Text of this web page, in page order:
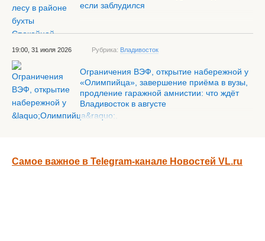
если заблудился
19:00, 31 июля 2026 Рубрика: Владивосток
Ограничения ВЭФ, открытие набережной у
«Олимпийца», завершение приёма в вузы,
продление гаражной амнистии: что ждёт
Владивосток в августе
Самое важное в Telegram-канале Новостей VL.ru